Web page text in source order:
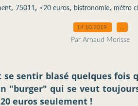
, 75011 , <20 euros, bistronomie, métro
14.10.2019
Par Arnaud Morisse
sentir blasé quelques
"burger" qui se veut
euros seulement !